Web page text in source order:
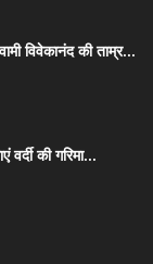
विवेकानंद की ताम्र...
की गरिमा...